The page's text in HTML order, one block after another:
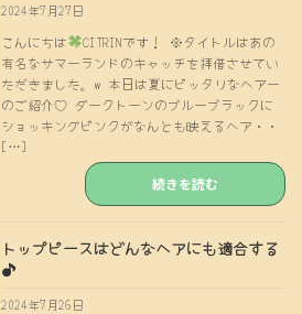
2024年7月27日
こんにちは
CITRINです！ ※タイトルはあの
有名なサマーランドのキャッチを拝借させてい
ただきました。w 本日は夏にピッタリなヘアー
のご紹介♡ ダークトーンのブルーブラックに
ショッキングピンクがなんとも映えるヘア・・
[…]
続きを読む
トップピースはどんなヘアにも適合する
♪
2024年7月26日